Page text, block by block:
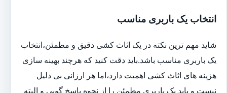
انتخاب یک باربری مناسب
شاید مهم ترین نکته در یک اثاث کشی دقیق و مطمئن،انتخاب
یک باربری مناسب باشد.باید دقت کنید که هرچند بهینه سازی
هزینه های اثاث کشی اهمیت دارد،اما هر ارزانی بی دلیل
نیست و باید یک باربری مطمئن را از نحوه پاسخ گویی و البته